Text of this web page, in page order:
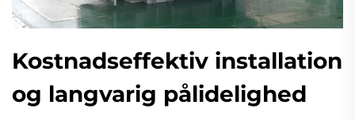
Kostnadseffektiv installation
og langvarig pålidelighed